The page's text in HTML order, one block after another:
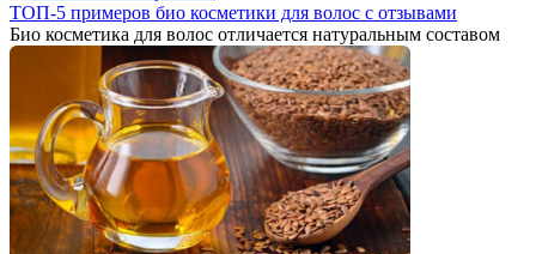
ТОП-5 примеров био косметики для волос с отзывами
Био косметика для волос отличается натуральным составом